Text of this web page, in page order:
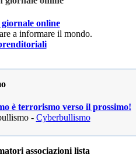
online
a informare il mondo.
è terrorismo verso il prossimo!
- Cyberbullismo